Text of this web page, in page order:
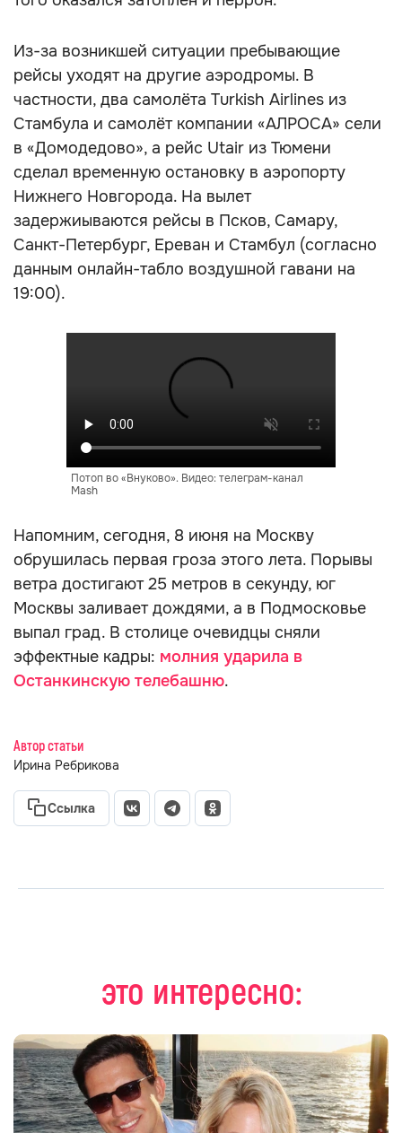
Из-за возникшей ситуации пребывающие
рейсы уходят на другие аэродромы. В
частности, два самолёта Turkish Airlines из
Стамбула и самолёт компании «АЛРОСА» сели
в «Домодедово», а рейс Utair из Тюмени
сделал временную остановку в аэропорту
Нижнего Новгорода. На вылет
задержиываются рейсы в Псков, Самару,
Санкт-Петербург, Ереван и Стамбул (согласно
данным онлайн-табло воздушной гавани на
19:00).
Потоп во «Внуково». Видео: телеграм-канал
Mash
Напомним, сегодня, 8 июня на Москву
обрушилась первая гроза этого лета. Порывы
ветра достигают 25 метров в секунду, юг
Москвы заливает дождями, а в Подмосковье
выпал град. В столице очевидцы сняли
эффектные кадры: молния ударила в
Останкинскую телебашню.
Автор статьи
Ирина Ребрикова
Ссылка
это интересно: